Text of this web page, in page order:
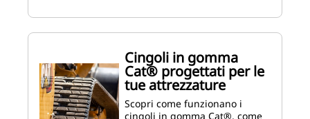
Cingoli in gomma
Cat® progettati per le
tue attrezzature
Scopri come funzionano i
cingoli in gomma Cat®, come